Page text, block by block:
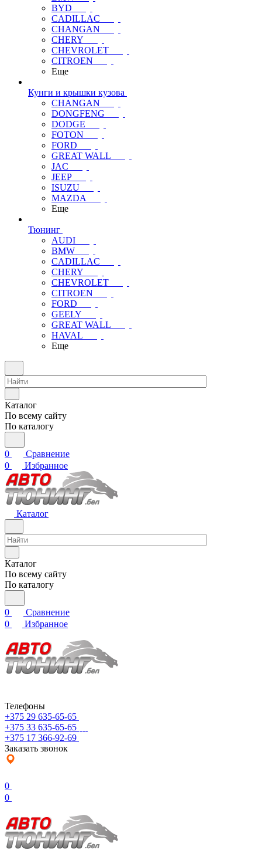
BYD
CADILLAC
CHANGAN
CHERY
CHEVROLET
CITROEN
Еще
Кунги и крышки кузова
CHANGAN
DONGFENG
DODGE
FOTON
FORD
GREAT WALL
JAC
JEEP
ISUZU
MAZDA
Еще
Тюнинг
AUDI
BMW
CADILLAC
CHERY
CHEVROLET
CITROEN
FORD
GEELY
GREAT WALL
HAVAL
Еще
Каталог
По всему сайту
По каталогу
0
Сравнение
0
Избранное
Каталог
Каталог
По всему сайту
По каталогу
0
Сравнение
0
Избранное
Телефоны
+375 29 635-65-65
+375 33 635-65-65
+375 17 366-92-69
Заказать звонок
0
0